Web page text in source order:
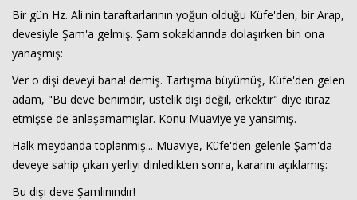
Bir gün Hz. Ali'nin taraftarlarının yoğun olduğu Küfe'den, bir Arap,
devesiyle Şam'a gelmiş. Şam sokaklarında dolaşırken biri ona
yanaşmış:
Ver o dişi deveyi bana! demiş. Tartışma büyümüş, Küfe'den gelen
adam, "Bu deve benimdir, üstelik dişi değil, erkektir" diye itiraz
etmişse de anlaşamamışlar. Konu Muaviye'ye yansımış.
Halk meydanda toplanmış... Muaviye, Küfe'den gelenle Şam'da
deveye sahip çıkan yerliyi dinledikten sonra, kararını açıklamış:
Bu dişi deve Şamlınındır!
Haberin Doğru Adresi.